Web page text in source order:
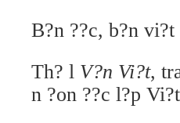
B?n ??c, b?n vi?t
Th? l V?n Vi?t,
n ?on ??c l?p